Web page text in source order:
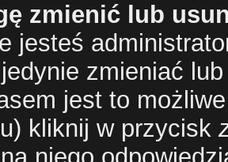
zmienić lub
jesteś
zmieniać
jest to
kliknij w przycisk